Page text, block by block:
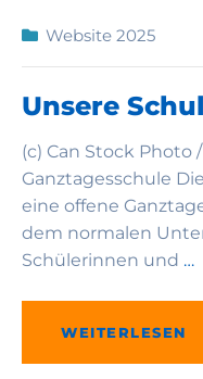
Website 2025
Unsere
(c) Can Stock Photo
Ganztagesschule
eine offene
dem normalen
Schülerinnen und …
WEITERLESEN